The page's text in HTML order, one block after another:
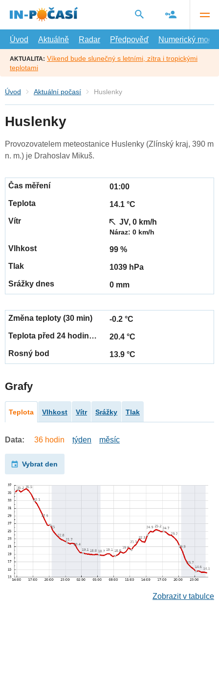
hlavní
Úvod
Aktuálně Radar Předpověď Numerický model
AKTUALITA: Víkend bude slunečný s letními, zítra i tropickými
teplotami
Úvod Aktuální počasí Huslenky
Huslenky
Provozovatelem meteostanice Huslenky (Zlínský kraj, 390 m
n. m.) je Drahoslav Mikuš.
01:00
14.1 °C
JV, 0 km/h
Náraz: 0 km/h
99 %
1039 hPa
0 mm
-0.2 °C
20.4 °C
13.9 °C
Grafy
Teplota Vlhkost Vítr Srážky Tlak
Data: 36 hodin týden měsíc
Vybrat den
Zobrazit v tabulce